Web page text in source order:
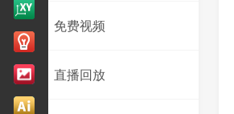
免费视频
直播回放